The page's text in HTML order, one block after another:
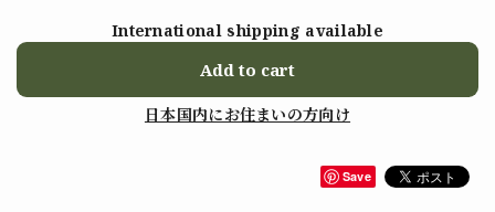
International shipping available
Add to cart
日本国内にお住まいの方向け
Save